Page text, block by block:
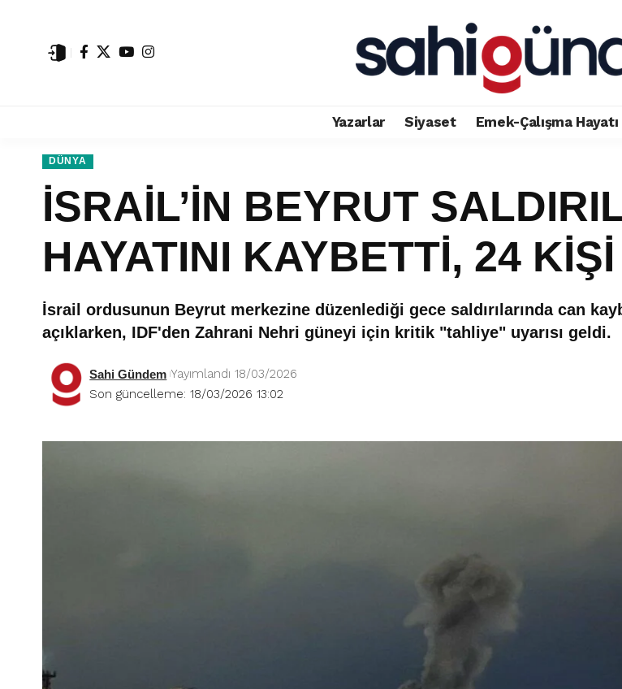
Yazarlar Siyaset Emek-Çalışma Hayatı
DÜNYA
İSRAİL’İN BEYRUT
HAYATINI KAYBETTİ, 24
İsrail ordusunun Beyrut merkezine düzenlediği gece saldırılarında can
açıklarken, IDF'den Zahrani Nehri güneyi için kritik "tahliye" uyarısı geldi.
Son güncelleme: 18/03/2026 13:02
Sahi Gündem Yayımlandı 18/03/2026